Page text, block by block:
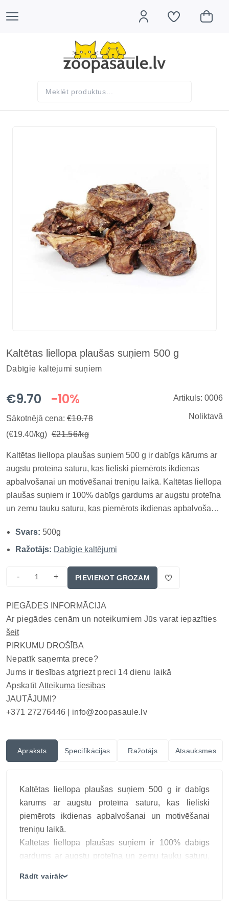
Kaltētas liellopa plaušas suņiem 500 g
Dabīgie kaltējumi suņiem
€9.70 -10%
Sākotnējā cena: €10.78
(€19.40/kg) €21.56/kg
Artikuls: 0006
Noliktavā
Kaltētas liellopa plaušas suņiem 500 g ir dabīgs kārums ar
augstu proteīna saturu, kas lieliski piemērots ikdienas
apbalvošanai un motivēšanai treniņu laikā. Kaltētas liellopa
plaušas suņiem ir 100% dabīgs gardums ar augstu proteīna
un zemu tauku saturu, kas piemērots ikdienas apbalvošanai
un labi sagremojams kaltējums suņiem, kas sastāv...
Svars: 500g
Ražotājs: Dabīgie kaltējumi
- + PIEVIENOT GROZAM
PIEGĀDES INFORMĀCIJA
Ar piegādes cenām un noteikumiem Jūs varat iepazīties
šeit
PIRKUMU DROŠĪBA
Nepatīk saņemta prece?
Jums ir tiesības atgriezt preci 14 dienu laikā
Apskatīt Atteikuma tiesības
JAUTĀJUMI?
+371 27276446 | info@zoopasaule.lv
Apraksts Specifikācijas Ražotājs Atsauksmes
Kaltētas liellopa plaušas suņiem 500 g ir dabīgs
kārums ar augstu proteīna saturu, kas lieliski
piemērots ikdienas apbalvošanai un motivēšanai
treniņu laikā.
Kaltētas liellopa plaušas suņiem ir 100% dabīgs
gardums ar augstu proteīna un zemu tauku saturu,
Rādīt vairāk❯